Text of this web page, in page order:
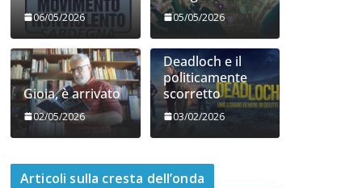
06/05/2026 05/05/2026
Gioia, è arrivato
02/05/2026
Deadloch e il
politicamente
scorretto
03/02/2026
Articoli sulla cresta dell’onda